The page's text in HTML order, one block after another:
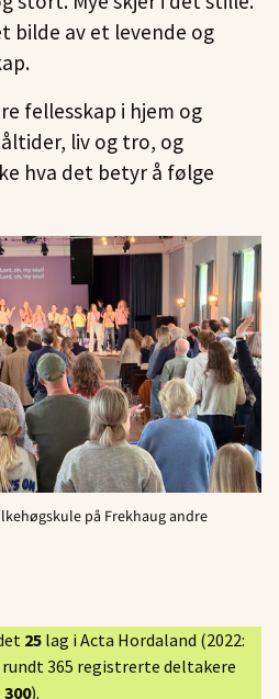
bilde av et levende og
fellesskap i hjem og
liv og tro, og
hva det betyr å følge
på Frekhaug andre
25 lag i Acta Hordaland (2022:
rundt 365 registrerte deltakere
300).